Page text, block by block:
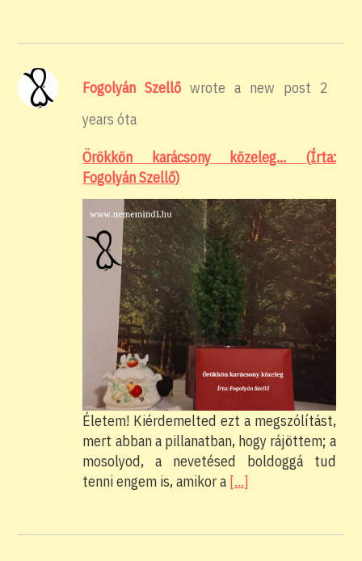
Fogolyán Szellő wrote a new post 2
years óta
Örökkön karácsony közeleg… (Írta:
Fogolyán Szellő)
Életem! Kiérdemelted ezt a megszólítást,
mert abban a pillanatban, hogy rájöttem; a
mosolyod, a nevetésed boldoggá tud
tenni engem is, amikor a […]